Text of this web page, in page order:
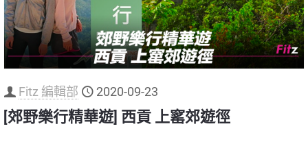
Fitz 編輯部 2020-09-23
[郊野樂行精華遊] 西貢 上窰郊遊徑